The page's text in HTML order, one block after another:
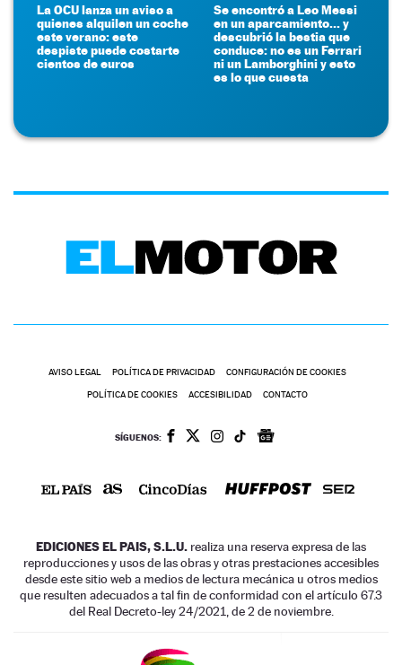
La OCU lanza un aviso a
quienes alquilen un coche
este verano: este
despiste puede costarte
cientos de euros
Se encontró a Leo Messi
en un aparcamiento... y
descubrió la bestia que
conduce: no es un Ferrari
ni un Lamborghini y esto
es lo que cuesta
AVISO LEGAL POLÍTICA DE PRIVACIDAD CONFIGURACIÓN DE COOKIES
POLÍTICA DE COOKIES ACCESIBILIDAD CONTACTO
SÍGUENOS:
EDICIONES EL PAIS, S.L.U. realiza una reserva expresa de las
reproducciones y usos de las obras y otras prestaciones accesibles
desde este sitio web a medios de lectura mecánica u otros medios
que resulten adecuados a tal fin de conformidad con el artículo 67.3
del Real Decreto-ley 24/2021, de 2 de noviembre.